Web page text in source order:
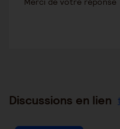
Discussions en lien